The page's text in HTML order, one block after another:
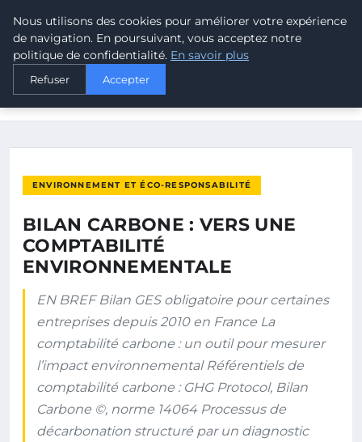
MALTA CLIMATE
ACCUEIL
BILAN CARBONE : VERS UNE COMPTABILITÉ
ENVIRONNEMENT ET ÉCO-RESPONSABILITÉ
BILAN CARBONE : VERS UNE
COMPTABILITÉ
ENVIRONNEMENTALE
EN BREF Bilan GES obligatoire pour certaines
entreprises depuis 2010 en France La
comptabilité carbone : un outil pour mesurer
l’impact environnemental Référentiels de
comptabilité carbone : GHG Protocol, Bilan
Carbone ©, norme 14064 Processus de
décarbonation structuré par un diagnostic
Nous utilisons des cookies pour améliorer votre expérience
de navigation. En poursuivant, vous acceptez notre
politique de confidentialité. En savoir plus
Refuser Accepter